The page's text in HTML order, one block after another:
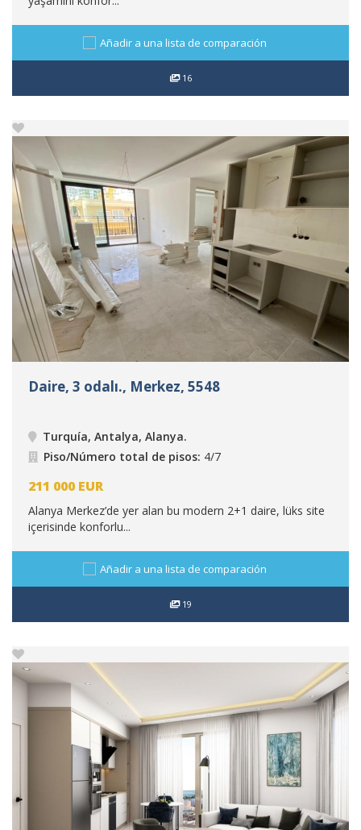
Añadir a una lista de comparación
16
Daire, 3 odalı., Merkez, 5548
Turquía, Antalya, Alanya.
Piso/Número total de pisos: 4/7
211 000 EUR
Alanya Merkez’de yer alan bu modern 2+1 daire, lüks site
içerisinde konforlu...
Añadir a una lista de comparación
19